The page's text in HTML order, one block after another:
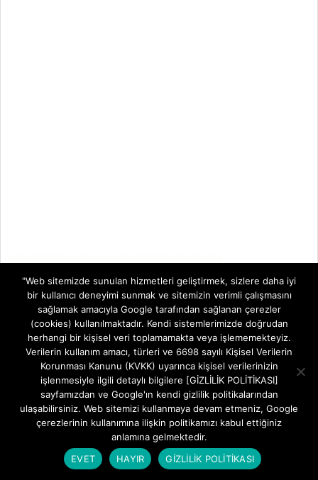
"Web sitemizde sunulan hizmetleri geliştirmek, sizlere daha iyi
bir kullanıcı deneyimi sunmak ve sitemizin verimli çalışmasını
sağlamak amacıyla Google tarafından sağlanan çerezler
(cookies) kullanılmaktadır. Kendi sistemlerimizde doğrudan
herhangi bir kişisel veri toplamamakta veya işlememekteyiz.
Verilerin kullanım amacı, türleri ve 6698 sayılı Kişisel Verilerin
Korunması Kanunu (KVKK) uyarınca kişisel verilerinizin
işlenmesiyle ilgili detaylı bilgilere [GİZLİLİK POLİTİKASI]
sayfamızdan ve Google'ın kendi gizlilik politikalarından
ulaşabilirsiniz. Web sitemizi kullanmaya devam etmeniz, Google
çerezlerinin kullanımına ilişkin politikamızı kabul ettiğiniz
anlamına gelmektedir.
EVET
HAYIR GİZLİLİK POLİTİKASI